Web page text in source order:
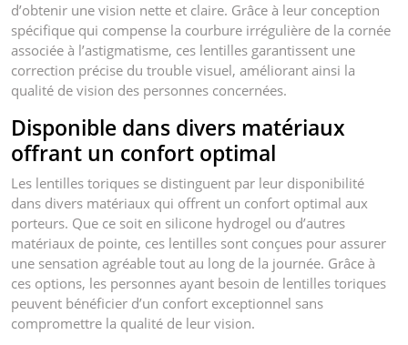
d’obtenir une vision nette et claire. Grâce à leur conception
spécifique qui compense la courbure irrégulière de la cornée
associée à l’astigmatisme, ces lentilles garantissent une
correction précise du trouble visuel, améliorant ainsi la
qualité de vision des personnes concernées.
Disponible dans divers matériaux
offrant un confort optimal
Les lentilles toriques se distinguent par leur disponibilité
dans divers matériaux qui offrent un confort optimal aux
porteurs. Que ce soit en silicone hydrogel ou d’autres
matériaux de pointe, ces lentilles sont conçues pour assurer
une sensation agréable tout au long de la journée. Grâce à
ces options, les personnes ayant besoin de lentilles toriques
peuvent bénéficier d’un confort exceptionnel sans
compromettre la qualité de leur vision.